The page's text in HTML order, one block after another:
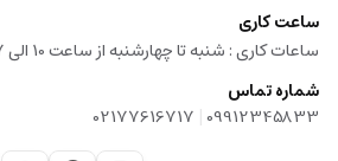
ساعت کاری
ساعات کاری :‌ شنبه تا چهارشنبه از ساعت 10 الی 17
شماره تماس
09912345833
|
02177616717